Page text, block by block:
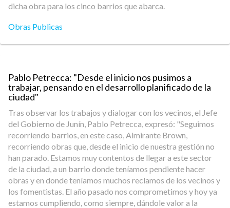
dicha obra para los cinco barrios que abarca.
Obras Publicas
Pablo Petrecca: "Desde el inicio nos pusimos a
trabajar, pensando en el desarrollo planificado de la
ciudad"
Tras observar los trabajos y dialogar con los vecinos, el Jefe
del Gobierno de Junín, Pablo Petrecca, expresó: "Seguimos
recorriendo barrios, en este caso, Almirante Brown,
recorriendo obras que, desde el inicio de nuestra gestión no
han parado. Estamos muy contentos de llegar a este sector
de la ciudad, a un barrio donde teníamos pendiente hacer
obras y en donde teníamos muchos reclamos de los vecinos y
los fomentistas. El año pasado nos comprometimos y hoy ya
estamos cumpliendo, como siempre, dándole valor a la